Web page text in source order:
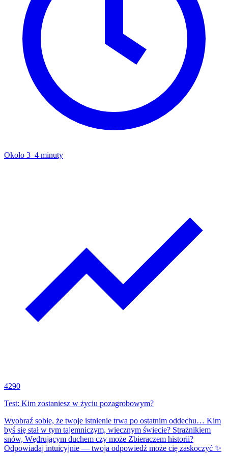
Około 3–4 minuty
4290
Test: Kim zostaniesz w życiu pozagrobowym?
Wyobraź sobie, że twoje istnienie trwa po ostatnim oddechu… Kim
byś się stał w tym tajemniczym, wiecznym świecie? Strażnikiem
snów, Wędrującym duchem czy może Zbieraczem historii?
Odpowiadaj intuicyjnie — twoja odpowiedź może cię zaskoczyć ✨